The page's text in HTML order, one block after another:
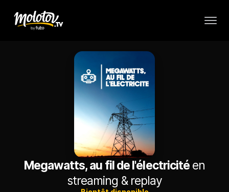
Megawatts, au fil de l'électricité en
streaming & replay